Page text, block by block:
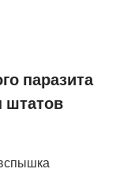
паразита
штатов